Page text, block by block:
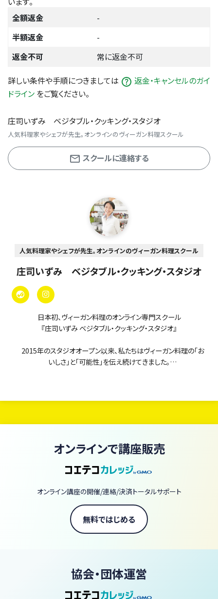
全額返金
-
半額返金
-
返金不可
常に返金不可
詳しい条件や手順につきましては
返金・キャンセルのガイ
ドライン をご覧ください。
庄司いずみ ベジタブル・クッキング・スタジオ
人気料理家やシェフが先生。オンラインのヴィーガン料理スクール
スクールに連絡する
人気料理家やシェフが先生。オンラインのヴィーガン料理スクール
庄司いずみ ベジタブル・クッキング・スタジオ
日本初、ヴィーガン料理のオンライン専門スクール
『庄司いずみ ベジタブル・クッキング・スタジオ』
2015年のスタジオオープン以来、私たちはヴィーガン料理の「お
いしさ」と「可能性」を伝え続けてきました。
るレシピと技術が、ここにすべて揃っています。
【当スクールの3つの強み】
に。一生モノのスキルが手に入ります。
一流の講師陣： 著書70冊以上の庄司いずみをはじめ、ヴィーガン界
の第一線で活躍するシェフやパティシエなど60名以上が直接指導。
スタジオクオリティの体験： ライブ配信の臨場感で、自宅にいながら
オンラインで講座販売
オンライン講座の開催/連絡/決済トータルサポート
無料ではじめる
協会・団体運営